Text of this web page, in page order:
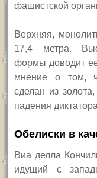
фашистской
Верхняя,
17,4 метра.
формы доводит
мнение о том,
сделан из
падения
Обелиски в
Виа делла
идущий с